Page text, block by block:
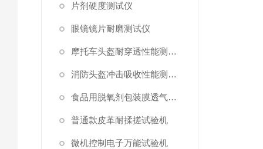
片剂硬度测试仪
眼镜镜片耐磨测试仪
摩托车头盔耐穿透性能测试仪
消防头盔冲击吸收性能测试仪
食品用脱氧剂包装膜透气阻力测试仪
普通款皮革耐揉搓试验机
微机控制电子万能试验机